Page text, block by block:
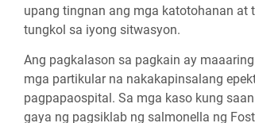
upang tingnan ang mga katotohanan at
tungkol sa iyong sitwasyon.
Ang pagkalason sa pagkain ay
mga partikular na nakakapinsalang
pagpapaospital. Sa mga kaso kung
gaya ng pagsiklab ng salmonella ng